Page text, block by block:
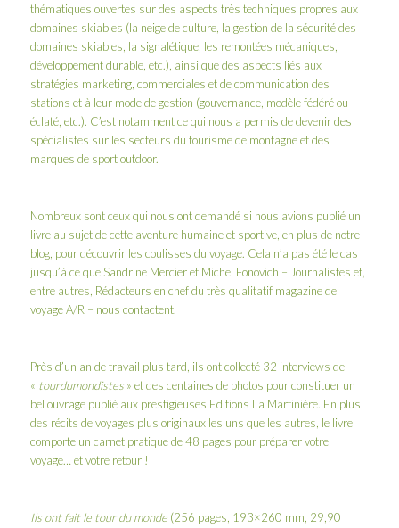
thématiques ouvertes sur des aspects très techniques propres aux
domaines skiables (la neige de culture, la gestion de la sécurité des
domaines skiables, la signalétique, les remontées mécaniques,
développement durable, etc.), ainsi que des aspects liés aux
stratégies marketing, commerciales et de communication des
stations et à leur mode de gestion (gouvernance, modèle fédéré ou
éclaté, etc.). C’est notamment ce qui nous a permis de devenir des
spécialistes sur les secteurs du tourisme de montagne et des
marques de sport outdoor.
Nombreux sont ceux qui nous ont demandé si nous avions publié un
livre au sujet de cette aventure humaine et sportive, en plus de notre
blog, pour découvrir les coulisses du voyage. Cela n’a pas été le cas
jusqu’à ce que Sandrine Mercier et Michel Fonovich – Journalistes et,
entre autres, Rédacteurs en chef du très qualitatif magazine de
voyage A/R – nous contactent.
Près d’un an de travail plus tard, ils ont collecté 32 interviews de
« tourdumondistes» et des centaines de photos pour constituer un
bel ouvrage publié aux prestigieuses Editions La Martinière. En plus
des récits de voyages plus originaux les uns que les autres, le livre
comporte un carnet pratique de 48 pages pour préparer votre
voyage… et votre retour !
Ils ont fait le tour du monde(256 pages, 193×260 mm, 29,90